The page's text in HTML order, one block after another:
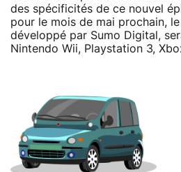
des spécificités de ce nouvel
pour le mois de mai prochain,
développé par Sumo Digital,
Nintendo Wii, Playstation 3,